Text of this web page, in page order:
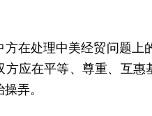
方在处理中美经贸问题上
方应在平等、尊重、互惠
弄。